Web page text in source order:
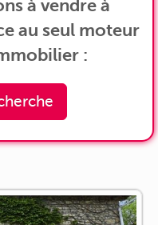
à vendre à
au seul moteur
: